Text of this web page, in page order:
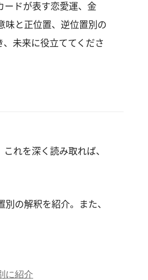
ードが表す恋愛運、金
と正位置、逆位置別の
未来に役立ててくださ
れを深く読み取れば、
の解釈を紹介。また、
に紹介